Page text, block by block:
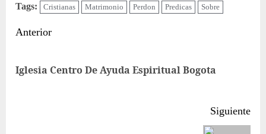
Tags: Cristianas Matrimonio Perdon Predicas Sobre
Sigue
Anterior
Iglesia Centro De Ayuda Espiritual Bogota
Siguiente